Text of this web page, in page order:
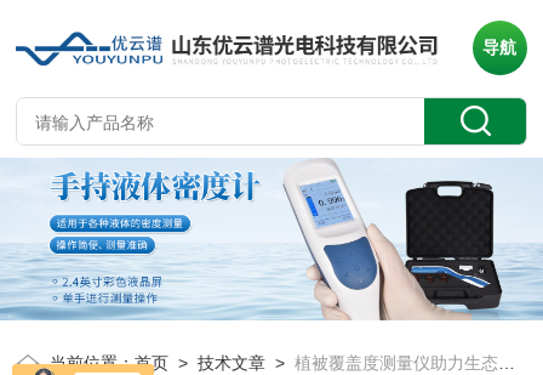
导航
当前位置：首页 >技术文章 >植被覆盖度测量仪助力生态环境智能评估